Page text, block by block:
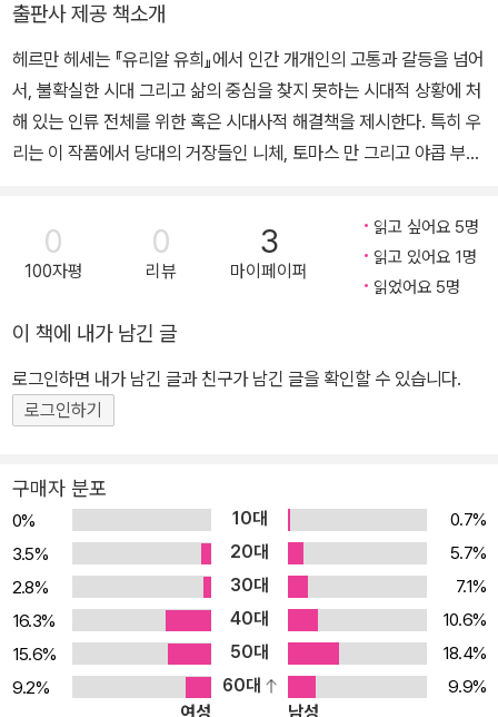
『르네상스 예술에서 괴테를 읽다』, 『헤르만 헤세의 《유리알 유희》 읽
기』, 『독일문화산책』 등이 있고, 역서로는 한넬로레 슐라퍼의 『패션,
여성들의 학교』와 『지성인의 결혼』, 슈테판 츠바이크의 『타 버린 비
밀』, 『감정의 혼란』, 로자 룩셈부르크의 『옥중서신』 등이 있다. 논문
으로는 「Die bildende Kunst und die Dichtung in Goethes Wil
의 『이탈리아 기행』을 통하여」, 「역사적 인물의 예술적 형상화 ― 오
스트리아 황후 엘리자벳 콘텐츠를 중심으로」, 「헤세의 이탈리아 형상
연구」, 「화가 헤세와 그의 그림세계」 외 다수가 있다.
출판사 제공 책소개
헤르만 헤세는 『유리알 유희』에서 인간 개개인의 고통과 갈등을 넘어
서, 불확실한 시대 그리고 삶의 중심을 찾지 못하는 시대적 상황에 처
해 있는 인류 전체를 위한 혹은 시대사적 해결책을 제시한다. 특히 우
리는 이 작품에서 당대의 거장들인 니체, 토마스 만 그리고 야콥 부르
있다. 주제적인 면에서도, 이 작품의 주인공 크네히트는 깨달음의 단
계를 밟으며 마지막에 가장 이상적인 교육자 상을 제시해 준다. 『유리
알 유희』의 주요 시사점은 우리의 삶도 여러 체험을 거쳐 단계별로 깨
0
100자평
0
리뷰
3
마이페이퍼
읽고 싶어요 5명
읽고 있어요 1명
읽었어요 5명
이 책에 내가 남긴 글
로그인하면 내가 남긴 글과 친구가 남긴 글을 확인할 수 있습니다.
로그인하기
구매자 분포
0% 10대
0.7%
3.5%
20대
5.7%
2.8%
30대
7.1%
16.3%
40대
10.6%
15.6%
50대
18.4%
9.2%
60대
9.9%
여성
남성